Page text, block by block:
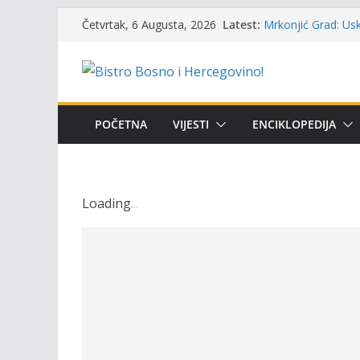
content
Četvrtak, 6 Augusta, 2026 Latest: Mrkonjić Grad:
osvojili prelazni
Masovni pomor
POČETNA VIJESTI ENCIKLOPEDIJA
Loading...